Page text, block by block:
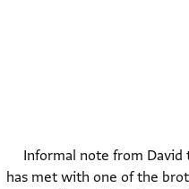
Informal note from David
has met with one of the